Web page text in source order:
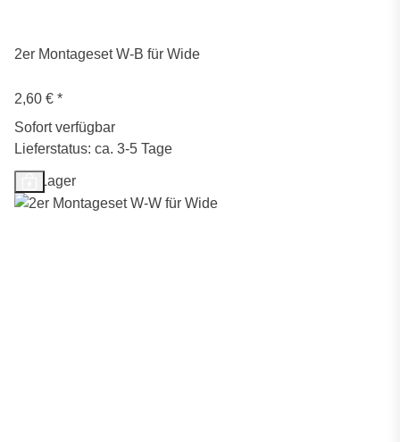
2er Montageset W-B für Wide
2,60 € *
Sofort verfügbar
Lieferstatus: ca. 3-5 Tage
Auf Lager